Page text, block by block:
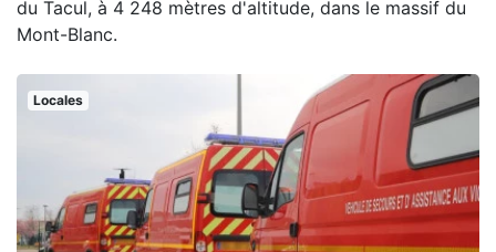
du Tacul, à 4 248 mètres d'altitude, dans le massif du
Mont-Blanc.
Locales